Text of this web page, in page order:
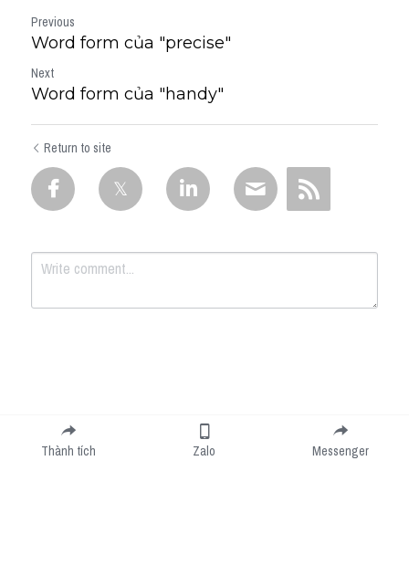
Previous
Word form của "precise"
Next
Word form của "handy"
Return to site
Submit
Thành tích Zalo Messenger